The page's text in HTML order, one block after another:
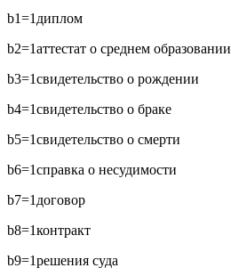
b1=1 диплом
b2=1аттестат о среднем образовании
b3=1свидетельство о рождении
b4=1свидетельство о браке
b5=1свидетельство о смерти
b6=1справка о несудимости
b7=1 договор
b8=1контракт
b9=1решения суда